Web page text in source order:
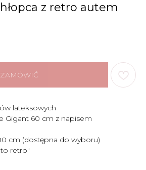
z retro autem
ZAMÓWIĆ
lateksowych
Gigant 60 cm z napisem
cm (dostępna do wyboru)
retro"